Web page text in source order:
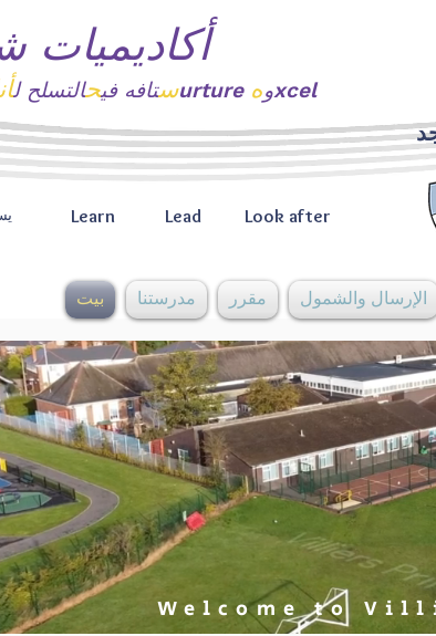
أكاديميات
ستافه فيحالتسلح ل urture وه xcel
Learn Lead Look after
بيت مدرستنا مقرر الإرسال والشمول
Welcome to